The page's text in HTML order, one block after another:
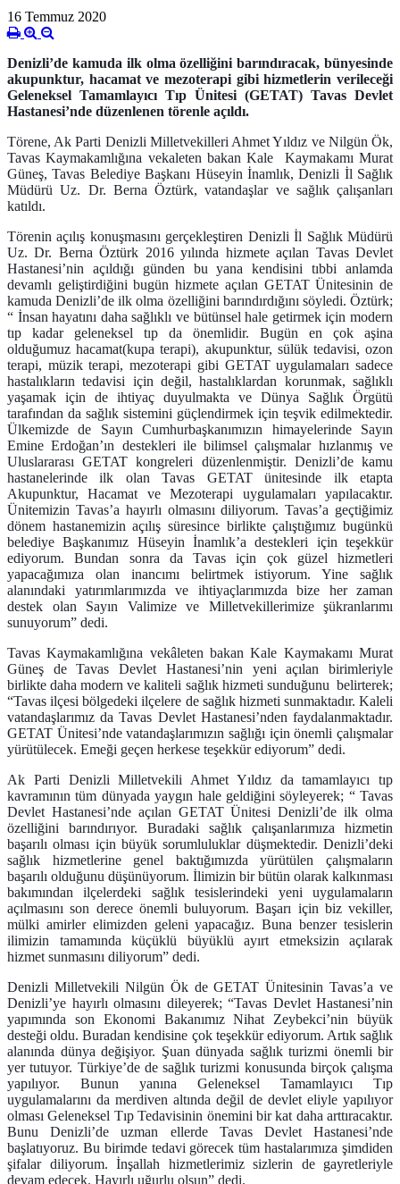
16 Temmuz 2020
Denizli’de kamuda ilk olma özelliğini barındıracak, bünyesinde
akupunktur, hacamat ve mezoterapi gibi hizmetlerin verileceği
Geleneksel Tamamlayıcı Tıp Ünitesi (GETAT) Tavas Devlet
Hastanesi’nde düzenlenen törenle açıldı.
Törene, Ak Parti Denizli Milletvekilleri Ahmet Yıldız ve Nilgün Ök,
Tavas Kaymakamlığına vekaleten bakan Kale Kaymakamı Murat
Güneş, Tavas Belediye Başkanı Hüseyin İnamlık, Denizli İl Sağlık
Müdürü Uz. Dr. Berna Öztürk, vatandaşlar ve sağlık çalışanları
katıldı.
Törenin açılış konuşmasını gerçekleştiren Denizli İl Sağlık Müdürü
Uz. Dr. Berna Öztürk 2016 yılında hizmete açılan Tavas Devlet
Hastanesi’nin açıldığı günden bu yana kendisini tıbbi anlamda
devamlı geliştirdiğini bugün hizmete açılan GETAT Ünitesinin de
kamuda Denizli’de ilk olma özelliğini barındırdığını söyledi. Öztürk;
“ İnsan hayatını daha sağlıklı ve bütünsel hale getirmek için modern
tıp kadar geleneksel tıp da önemlidir. Bugün en çok aşina
olduğumuz hacamat(kupa terapi), akupunktur, sülük tedavisi, ozon
terapi, müzik terapi, mezoterapi gibi GETAT uygulamaları sadece
hastalıkların tedavisi için değil, hastalıklardan korunmak, sağlıklı
yaşamak için de ihtiyaç duyulmakta ve Dünya Sağlık Örgütü
tarafından da sağlık sistemini güçlendirmek için teşvik edilmektedir.
Ülkemizde de Sayın Cumhurbaşkanımızın himayelerinde Sayın
Emine Erdoğan’ın destekleri ile bilimsel çalışmalar hızlanmış ve
Uluslararası GETAT kongreleri düzenlenmiştir. Denizli’de kamu
hastanelerinde ilk olan Tavas GETAT ünitesinde ilk etapta
Akupunktur, Hacamat ve Mezoterapi uygulamaları yapılacaktır.
Ünitemizin Tavas’a hayırlı olmasını diliyorum. Tavas’a geçtiğimiz
dönem hastanemizin açılış süresince birlikte çalıştığımız bugünkü
belediye Başkanımız Hüseyin İnamlık’a destekleri için teşekkür
ediyorum. Bundan sonra da Tavas için çok güzel hizmetleri
yapacağımıza olan inancımı belirtmek istiyorum. Yine sağlık
alanındaki yatırımlarımızda ve ihtiyaçlarımızda bize her zaman
destek olan Sayın Valimize ve Milletvekillerimize şükranlarımı
sunuyorum” dedi.
Tavas Kaymakamlığına vekâleten bakan Kale Kaymakamı Murat
Güneş de Tavas Devlet Hastanesi’nin yeni açılan birimleriyle
birlikte daha modern ve kaliteli sağlık hizmeti sunduğunu belirterek;
“Tavas ilçesi bölgedeki ilçelere de sağlık hizmeti sunmaktadır. Kaleli
vatandaşlarımız da Tavas Devlet Hastanesi’nden faydalanmaktadır.
GETAT Ünitesi’nde vatandaşlarımızın sağlığı için önemli çalışmalar
yürütülecek. Emeği geçen herkese teşekkür ediyorum” dedi.
Ak Parti Denizli Milletvekili Ahmet Yıldız da tamamlayıcı tıp
kavramının tüm dünyada yaygın hale geldiğini söyleyerek; “ Tavas
Devlet Hastanesi’nde açılan GETAT Ünitesi Denizli’de ilk olma
özelliğini barındırıyor. Buradaki sağlık çalışanlarımıza hizmetin
başarılı olması için büyük sorumluluklar düşmektedir. Denizli’deki
sağlık hizmetlerine genel baktığımızda yürütülen çalışmaların
başarılı olduğunu düşünüyorum. İlimizin bir bütün olarak kalkınması
bakımından ilçelerdeki sağlık tesislerindeki yeni uygulamaların
açılmasını son derece önemli buluyorum. Başarı için biz vekiller,
mülki amirler elimizden geleni yapacağız. Buna benzer tesislerin
ilimizin tamamında küçüklü büyüklü ayırt etmeksizin açılarak
hizmet sunmasını diliyorum” dedi.
Denizli Milletvekili Nilgün Ök de GETAT Ünitesinin Tavas’a ve
Denizli’ye hayırlı olmasını dileyerek; “Tavas Devlet Hastanesi’nin
yapımında son Ekonomi Bakanımız Nihat Zeybekci’nin büyük
desteği oldu. Buradan kendisine çok teşekkür ediyorum. Artık sağlık
alanında dünya değişiyor. Şuan dünyada sağlık turizmi önemli bir
yer tutuyor. Türkiye’de de sağlık turizmi konusunda birçok çalışma
yapılıyor. Bunun yanına Geleneksel Tamamlayıcı Tıp
uygulamalarını da merdiven altında değil de devlet eliyle yapılıyor
olması Geleneksel Tıp Tedavisinin önemini bir kat daha arttıracaktır.
Bunu Denizli’de uzman ellerde Tavas Devlet Hastanesi’nde
başlatıyoruz. Bu birimde tedavi görecek tüm hastalarımıza şimdiden
şifalar diliyorum. İnşallah hizmetlerimiz sizlerin de gayretleriyle
devam edecek. Hayırlı uğurlu olsun” dedi.